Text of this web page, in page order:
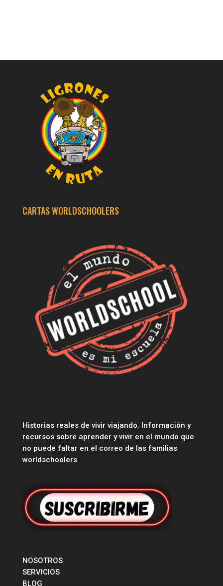
CARTAS WORLDSCHOOLERS
Historias reales de vivir viajando. Información y
recursos sobre aprender y vivir en el mundo que
no puede faltar en el correo de las familias
worldschoolers
NOSOTROS
SERVICIOS
BLOG